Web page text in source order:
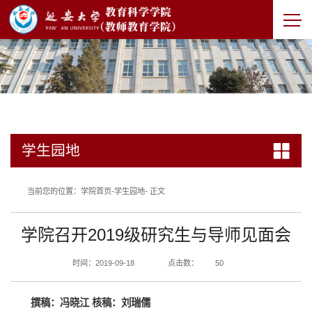
学生园地
当前您的位置： 学院首页-学生园地- 正文
学院召开2019级研究生与导师见面会
时间：2019-09-18 点击数： 50
撰稿：冯晓江 核稿：刘瑞儒